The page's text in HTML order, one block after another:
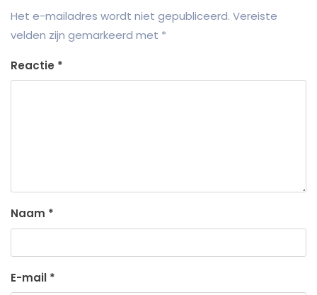
Het e-mailadres wordt niet gepubliceerd. Vereiste
velden zijn gemarkeerd met *
Reactie *
Naam *
E-mail *